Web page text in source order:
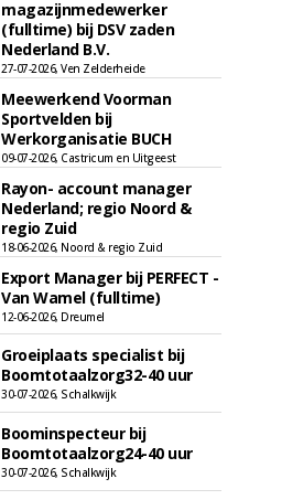
magazijnmedewerker
(fulltime) bij DSV zaden
Nederland B.V.
27-07-2026, Ven Zelderheide
Meewerkend Voorman
Sportvelden bij
Werkorganisatie BUCH
09-07-2026, Castricum en Uitgeest
Rayon- account manager
Nederland; regio Noord &
regio Zuid
18-06-2026, Noord & regio Zuid
Export Manager bij PERFECT -
Van Wamel (fulltime)
12-06-2026, Dreumel
Groeiplaats specialist bij
Boomtotaalzorg32-40 uur
30-07-2026, Schalkwijk
Boominspecteur bij
Boomtotaalzorg24-40 uur
30-07-2026, Schalkwijk